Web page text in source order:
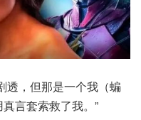
透，但那是一个我（蝙
言套索救了我。”